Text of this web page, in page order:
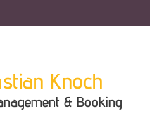
Knoch
& Booking